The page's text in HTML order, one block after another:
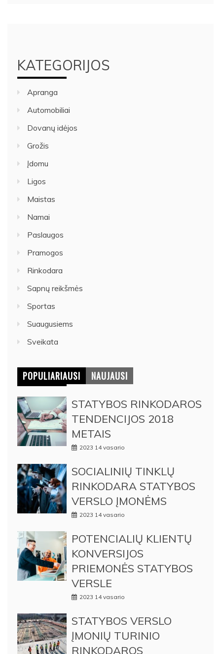
KATEGORIJOS
Apranga
Automobiliai
Dovanų idėjos
Grožis
Įdomu
Ligos
Maistas
Namai
Paslaugos
Pramogos
Rinkodara
Sapnų reikšmės
Sportas
Suaugusiems
Sveikata
POPULIARIAUSI NAUJAUSI
STATYBOS RINKODAROS
TENDENCIJOS 2018
METAIS
2023 14 vasario
SOCIALINIŲ TINKLŲ
RINKODARA STATYBOS
VERSLO ĮMONĖMS
2023 14 vasario
POTENCIALIŲ KLIENTŲ
KONVERSIJOS
PRIEMONĖS STATYBOS
VERSLE
2023 14 vasario
STATYBOS VERSLO
ĮMONIŲ TURINIO
RINKODAROS